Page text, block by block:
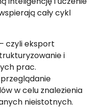
cały cykl
czyli eksport
i
prac.
w celu znalezienia
nieistotnych.